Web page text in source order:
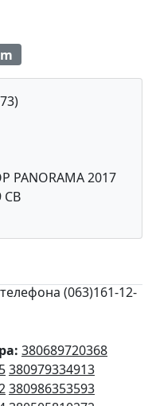
PANORAMA 2017
CB
(063)161-12-
380689720368
380979334913
380986353593